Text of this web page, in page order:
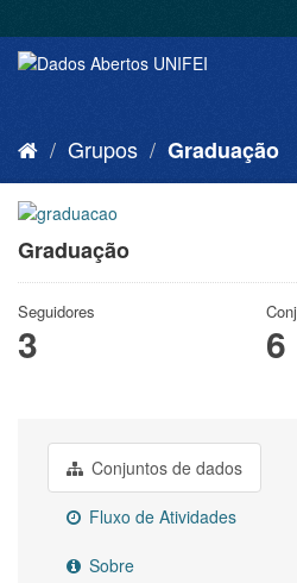
Grupos Graduação
Graduação
Seguidores
3 6
Conjuntos de dados
Fluxo de Atividades
Sobre